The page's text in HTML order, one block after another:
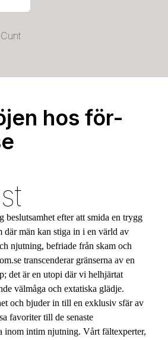
hos för-
efter att smida en trygg
män kan stiga in i en värld av
njutning, befriade från skam och
transcenderar gränserna av en
det är en utopi där vi helhjärtat
välmåga och extatiska glädje.
och bjuder in till en exklusiv sfär av
favoriter till de senaste
inom intim njutning. Vårt fältexperter,